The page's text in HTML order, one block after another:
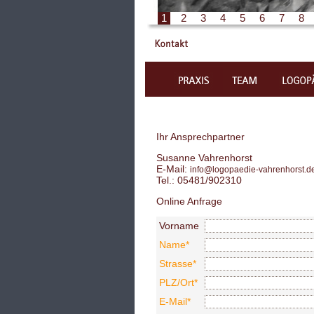
Ihr Ansprechpartner
Susanne Vahrenhorst
E-Mail: info@logopaedie-
Tel.: 05481/902310
Online Anfrage
Vorname
Name*
Strasse*
PLZ/Ort*
E-Mail*